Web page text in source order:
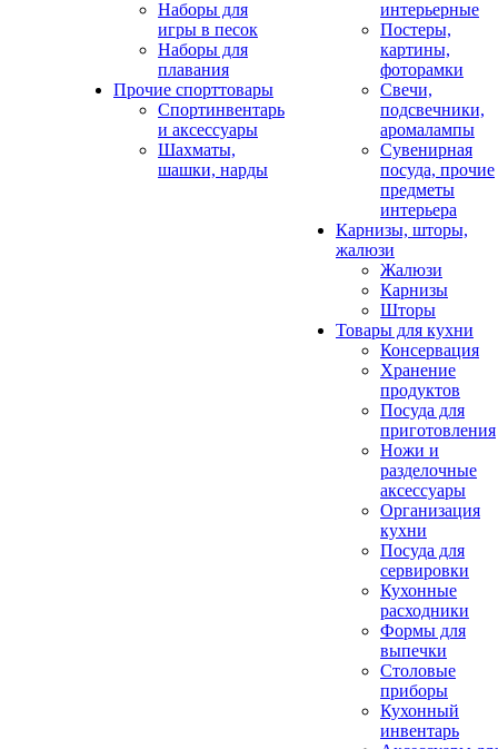
Наборы для
игры в песок
Наборы для
плавания
Прочие спорттовары
Спортинвентарь
и аксессуары
Шахматы,
шашки, нарды
интерьерные
Постеры,
картины,
фоторамки
Свечи,
подсвечники,
аромалампы
Сувенирная
посуда, прочие
предметы
интерьера
Карнизы, шторы,
жалюзи
Жалюзи
Карнизы
Шторы
Товары для кухни
Консервация
Хранение
продуктов
Посуда для
приготовления
Ножи и
разделочные
аксессуары
Организация
кухни
Посуда для
сервировки
Кухонные
расходники
Формы для
выпечки
Столовые
приборы
Кухонный
инвентарь